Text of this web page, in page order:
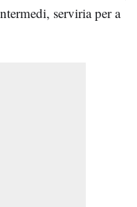
serviria per a